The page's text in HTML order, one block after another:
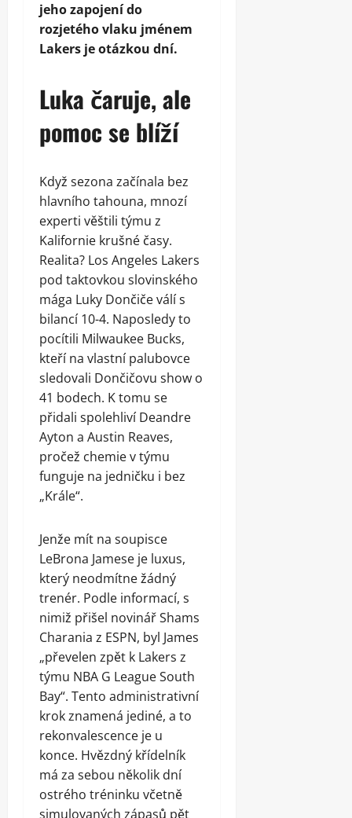
jeho zapojení do
rozjetého vlaku jménem
Lakers je otázkou dní.
Luka čaruje, ale
pomoc se blíží
Když sezona začínala bez
hlavního tahouna, mnozí
experti věštili týmu z
Kalifornie krušné časy.
Realita? Los Angeles Lakers
pod taktovkou slovinského
mága Luky Dončiče válí s
bilancí 10-4. Naposledy to
pocítili Milwaukee Bucks,
kteří na vlastní palubovce
sledovali Dončičovu show o
41 bodech. K tomu se
přidali spolehliví Deandre
Ayton a Austin Reaves,
pročež chemie v týmu
funguje na jedničku i bez
„Krále“.
Jenže mít na soupisce
LeBrona Jamese je luxus,
který neodmítne žádný
trenér. Podle informací, s
nimiž přišel novinář Shams
Charania z ESPN, byl James
„převelen zpět k Lakers z
týmu NBA G League South
Bay“. Tento administrativní
krok znamená jediné, a to
rekonvalescence je u
konce. Hvězdný křídelník
má za sebou několik dní
ostrého tréninku včetně
simulovaných zápasů pět